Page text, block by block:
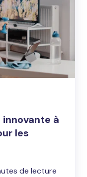
innovante à
les
de lecture